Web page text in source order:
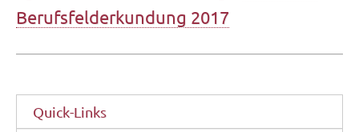
Berufsfelderkundung 2017
Quick-Links